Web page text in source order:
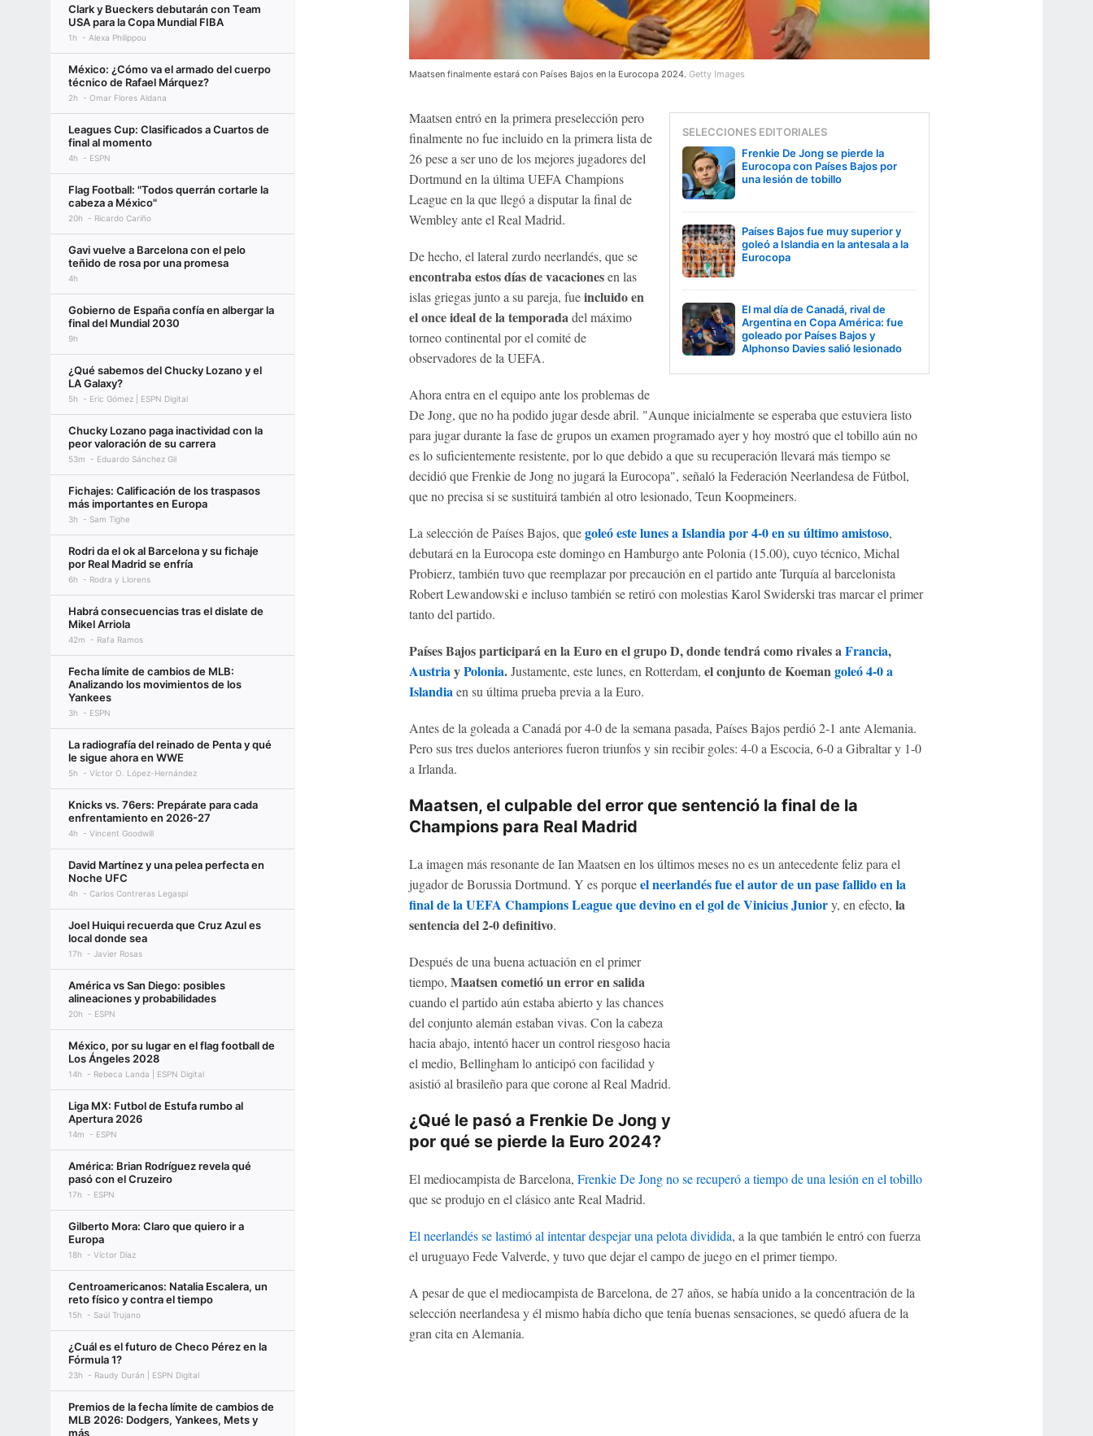
Clark y Bueckers debutarán con Team
USA para la Copa Mundial FIBA
1h Alexa Philippou
México: ¿Cómo va el armado del cuerpo
técnico de Rafael Márquez?
2h Omar Flores Aldana
Leagues Cup: Clasificados a Cuartos de
final al momento
4h ESPN
Flag Football: "Todos querrán cortarle la
cabeza a México"
20h Ricardo Cariño
Gavi vuelve a Barcelona con el pelo
teñido de rosa por una promesa
4h
Gobierno de España confía en albergar la
final del Mundial 2030
9h
¿Qué sabemos del Chucky Lozano y el
LA Galaxy?
5h Eric Gómez | ESPN Digital
Chucky Lozano paga inactividad con la
peor valoración de su carrera
53m Eduardo Sánchez Gil
Fichajes: Calificación de los traspasos
más importantes en Europa
3h Sam Tighe
Rodri da el ok al Barcelona y su fichaje
por Real Madrid se enfría
6h Rodra y Llorens
Habrá consecuencias tras el dislate de
Mikel Arriola
42m Rafa Ramos
Fecha límite de cambios de MLB:
Analizando los movimientos de los
Yankees
3h ESPN
La radiografía del reinado de Penta y qué
le sigue ahora en WWE
5h Víctor O. López-Hernández
Knicks vs. 76ers: Prepárate para cada
enfrentamiento en 2026-27
4h Vincent Goodwill
David Martínez y una pelea perfecta en
Noche UFC
4h Carlos Contreras Legaspi
Joel Huiqui recuerda que Cruz Azul es
local donde sea
17h Javier Rosas
América vs San Diego: posibles
alineaciones y probabilidades
20h ESPN
México, por su lugar en el flag football de
Los Ángeles 2028
14h Rebeca Landa | ESPN Digital
Liga MX: Futbol de Estufa rumbo al
Apertura 2026
14m ESPN
América: Brian Rodríguez revela qué
pasó con el Cruzeiro
17h ESPN
Gilberto Mora: Claro que quiero ir a
Europa
18h Víctor Díaz
Centroamericanos: Natalia Escalera, un
reto físico y contra el tiempo
15h Saúl Trujano
¿Cuál es el futuro de Checo Pérez en la
Fórmula 1?
23h Raudy Durán | ESPN Digital
Premios de la fecha límite de cambios de
MLB 2026: Dodgers, Yankees, Mets y
más
Maatsen finalmente estará con Países Bajos en la Eurocopa 2024. Getty Images
SELECCIONES EDITORIALES
Frenkie De Jong se pierde la
Eurocopa con Países Bajos por
una lesión de tobillo
Países Bajos fue muy superior y
goleó a Islandia en la antesala a la
Eurocopa
El mal día de Canadá, rival de
Argentina en Copa América: fue
goleado por Países Bajos y
Alphonso Davies salió lesionado
Maatsen entró en la primera preselección pero
finalmente no fue incluido en la primera lista de
26 pese a ser uno de los mejores jugadores del
Dortmund en la última UEFA Champions
League en la que llegó a disputar la final de
Wembley ante el Real Madrid.
De hecho, el lateral zurdo neerlandés, que se
encontraba estos días de vacacionesen las
islas griegas junto a su pareja, fueincluido en
el once ideal de la temporadadel máximo
torneo continental por el comité de
observadores de la UEFA.
Ahora entra en el equipo ante los problemas de
De Jong, que no ha podido jugar desde abril. "Aunque inicialmente se esperaba que estuviera listo
para jugar durante la fase de grupos un examen programado ayer y hoy mostró que el tobillo aún no
es lo suficientemente resistente, por lo que debido a que su recuperación llevará más tiempo se
decidió que Frenkie de Jong no jugará la Eurocopa", señaló la Federación Neerlandesa de Fútbol,
que no precisa si se sustituirá también al otro lesionado, Teun Koopmeiners.
La selección de Países Bajos, quegoleó este lunes a Islandia por 4-0 en su último amistoso,
debutará en la Eurocopa este domingo en Hamburgo ante Polonia (15.00), cuyo técnico, Michal
Probierz, también tuvo que reemplazar por precaución en el partido ante Turquía al barcelonista
Robert Lewandowski e incluso también se retiró con molestias Karol Swiderski tras marcar el primer
tanto del partido.
Países Bajosparticipará en la Euro en el grupo D, donde tendrá como rivales aFrancia,
AustriayPolonia.Justamente, este lunes, en Rotterdam, el conjunto de Koemangoleó 4-0 a
Islandiaen su última prueba previa a la Euro.
Antes de la goleada a Canadá por 4-0 de la semana pasada, Países Bajos perdió 2-1 ante Alemania.
Pero sus tres duelos anteriores fueron triunfos y sin recibir goles: 4-0 a Escocia, 6-0 a Gibraltar y 1-0
a Irlanda.
Maatsen, el culpable del error que sentenció la final de la
Champions para Real Madrid
La imagen más resonante de Ian Maatsen en los últimos meses no es un antecedente feliz para el
jugador de Borussia Dortmund. Y es porqueel neerlandés fue el autor de un pase fallido en la
final de la UEFA Champions League que devino en el gol de Vinicius Juniory, en efecto, la
sentencia del 2-0 definitivo.
Después de una buena actuación en el primer
tiempo, Maatsen cometió un error en salida
cuando el partido aún estaba abierto y las chances
del conjunto alemán estaban vivas. Con la cabeza
hacia abajo, intentó hacer un control riesgoso hacia
el medio, Bellingham lo anticipó con facilidad y
asistió al brasileño para que corone al Real Madrid.
¿Qué le pasó a Frenkie De Jong y
por qué se pierde la Euro 2024?
El mediocampista de Barcelona, Frenkie De Jong no se recuperó a tiempo de una lesión en el tobillo
que se produjo en el clásico ante Real Madrid.
El neerlandés se lastimó al intentar despejar una pelota dividida, a la que también le entró con fuerza
el uruguayo Fede Valverde, y tuvo que dejar el campo de juego en el primer tiempo.
A pesar de que el mediocampista de Barcelona, de 27 años, se había unido a la concentración de la
selección neerlandesa y él mismo había dicho que tenía buenas sensaciones, se quedó afuera de la
gran cita en Alemania.